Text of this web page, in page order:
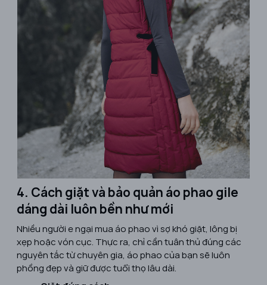
4. Cách giặt và bảo quản áo phao gile
dáng dài luôn bền như mới
Nhiều người e ngại mua áo phao vì sợ khó giặt, lông bị
xẹp hoặc vón cục. Thực ra, chỉ cần tuân thủ đúng các
nguyên tắc từ chuyên gia, áo phao của bạn sẽ luôn
phồng đẹp và giữ được tuổi thọ lâu dài.